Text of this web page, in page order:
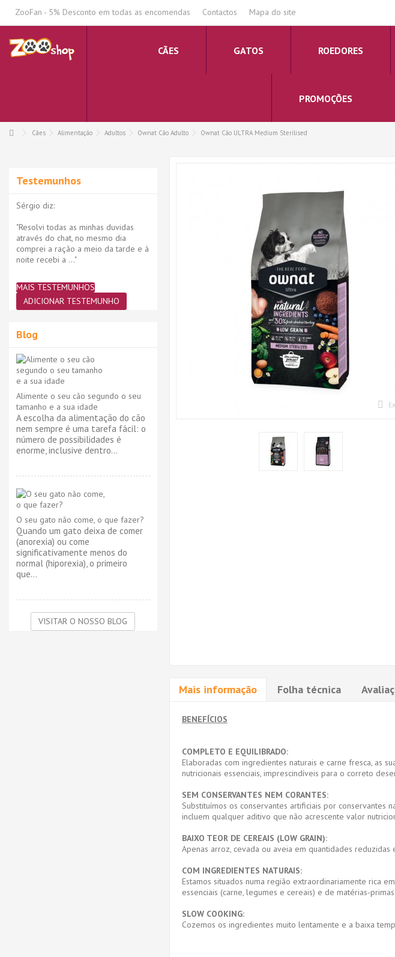
ZooFan - 5% Desconto em todas as encomendas Contactos Mapa do site
CÃES GATOS ROEDORES
PROMOÇÕES
Cães Alimentação Adultos Ownat Cão Adulto Ownat Cão ULTRA Medium Sterilised
Mais informação Folha técnica
BENEFÍCIOS
COMPLETO E EQUILIBRADO:
Elaboradas com ingredientes naturais e carne fresca, as
nutricionais essenciais, imprescindíveis para o correto
SEM CONSERVANTES NEM CORANTES:
Substituímos os conservantes artificiais por conservantes
incluem qualquer aditivo que não acrescente valor
BAIXO TEOR DE CEREAIS (LOW GRAIN):
Apenas arroz, cevada ou aveia em quantidades
COM INGREDIENTES NATURAIS:
Estamos situados numa região extraordinariamente rica
essenciais (carne, legumes e cereais) e de matérias-
SLOW COOKING:
Cozemos os ingredientes muito lentamente e a baixa
Testemunhos
Sérgio diz:
"Resolvi todas as minhas duvidas
através do chat, no mesmo dia
comprei a ração a meio da tarde e à
noite recebi a ..."
MAIS TESTEMUNHOS
ADICIONAR TESTEMUNHO
Blog
Alimente o seu cão segundo o seu
tamanho e a sua idade
A escolha da alimentação do cão
nem sempre é uma tarefa fácil: o
número de possibilidades é
enorme, inclusive dentro...
O seu gato não come, o que fazer?
Quando um gato deixa de comer
(anorexia) ou come
significativamente menos do
normal (hiporexia), o primeiro
que...
VISITAR O NOSSO BLOG